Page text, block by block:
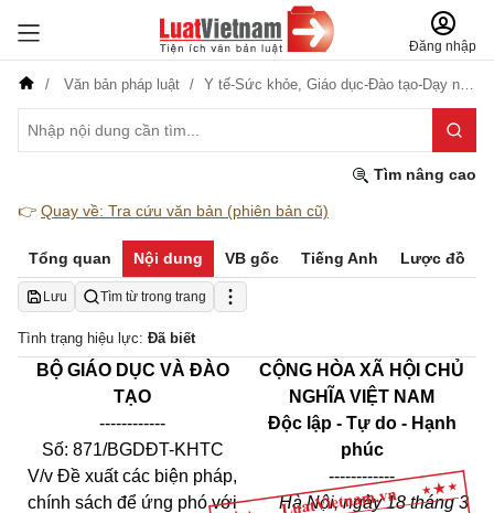
Đăng nhập
Văn bản pháp luật Y tế-Sức khỏe, Giáo dục-Đào tạo-Dạy nghề,
Tìm nâng cao
👉 Quay về: Tra cứu văn bản (phiên bản cũ)
Tổng quan Nội dung VB gốc Tiếng Anh Lược đồ
Lưu Tìm từ trong trang
Tình trạng hiệu lực: Đã biết
BỘ GIÁO DỤC VÀ ĐÀO
TẠO
------------
Số: 871/BGDĐT-KHTC
V/v Đề xuất các biện pháp,
chính sách để ứng phó với
CỘNG HÒA XÃ HỘI CHỦ
NGHĨA VIỆT NAM
Độc lập - Tự do - Hạnh
phúc
------------
Hà Nội, ngày 18 tháng 3